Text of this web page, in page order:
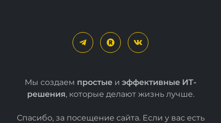
Мы создаем простые и эффективные ИТ-
решения, которые делают жизнь лучше.
Спасибо, за посещение сайта. Если у вас есть